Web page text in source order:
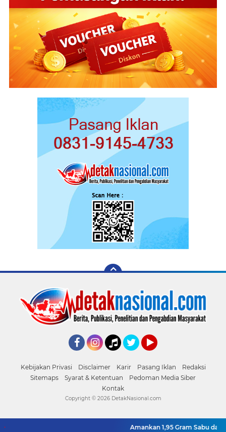
Kebijakan Privasi Disclaimer Karir Pasang Iklan
Redaksi
Sitemaps
Syarat & Ketentuan
Pedoman Media Siber
Kontak
Amankan 1,95 Gram Sabu dan 2
Copyright © 2026 DetakNasional.com